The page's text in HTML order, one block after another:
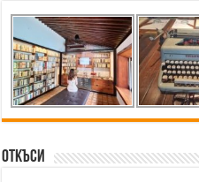
Откъси